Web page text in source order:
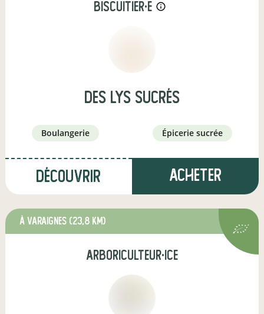
biscuitier·e info_outline
Des Lys Sucrés
boulangerie épicerie sucrée
Découvrir Acheter
à Varaignes (23,8 km)
arboriculteur·ice